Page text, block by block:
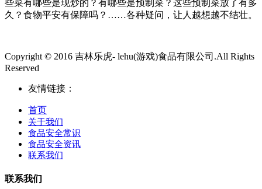
些菜有哪些是现炒的？有哪些是预制菜？这些预制菜放了有多
久？食物平安有保障吗？……各种疑问，让人越想越不结壮。
Copyright © 2016 吉林乐虎- lehu(游戏)食品有限公司.All Rights
Reserved
友情链接：
首页
关于我们
食品安全常识
食品安全资讯
联系我们
联系我们